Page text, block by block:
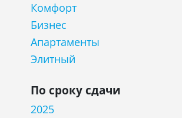
Комфорт
Бизнес
Апартаменты
Элитный
По сроку сдачи
2025